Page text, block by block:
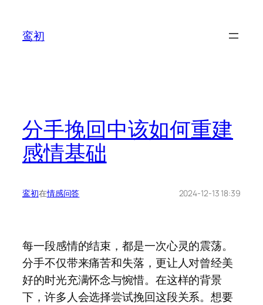
鸾初
分手挽回中该如何重建
感情基础
鸾初在情感问答 2024-12-13 18:39
每一段感情的结束，都是一次心灵的震荡。
分手不仅带来痛苦和失落，更让人对曾经美
好的时光充满怀念与惋惜。在这样的背景
下，许多人会选择尝试挽回这段关系。想要